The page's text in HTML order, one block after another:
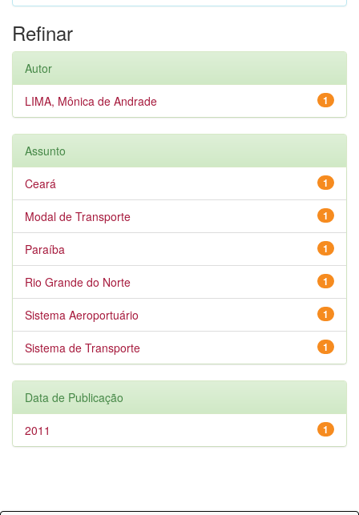
Refinar
Autor
1
LIMA, Mônica de Andrade
Assunto
1
Ceará
1
Modal de Transporte
1
Paraíba
1
Rio Grande do Norte
1
Sistema Aeroportuário
1
Sistema de Transporte
Data de Publicação
1
2011